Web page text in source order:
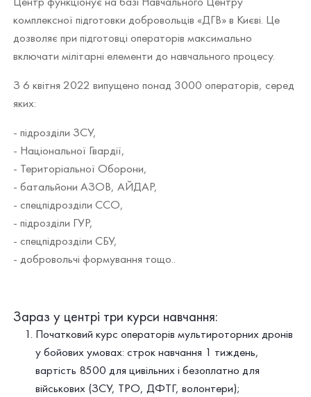
комплексної підготовки добровольців «ДГВ» в Києві. Це
дозволяє при підготовці операторів максимально
включати мілітарні елементи до навчального процесу.
З 6 квітня 2022 випущено понад 3000 операторів, серед
яких:
- підрозділи ЗСУ,
- Національної Гвардії,
- Територіальної Оборони,
- батальйони АЗОВ, АЙДАР,
- спецпідрозділи ССО,
- підрозділи ГУР,
- спецпідрозділи СБУ,
- добровольчі формування тощо..
Зараз у центрі три курси навчання:
Початковий курс операторів мультироторних дронів
у бойових умовах: строк навчання 1 тиждень,
вартість 8500 для цивільних і безоплатно для
військових (ЗСУ, ТРО, ДФТГ, волонтери);